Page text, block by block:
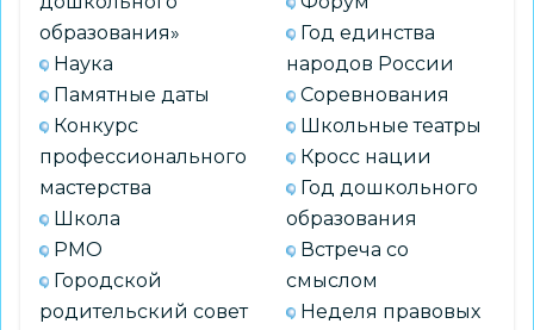
образования»
Наука
Памятные даты
Конкурс
профессионального
мастерства
Школа
РМО
Городской
родительский совет
Год единства
народов России
Соревнования
Школьные театры
Кросс нации
Год дошкольного
образования
Встреча со
смыслом
Неделя правовых